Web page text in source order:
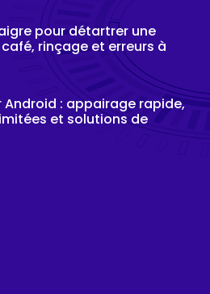
pour détartrer une
rinçage et erreurs à
Android : appairage rapide,
et solutions de